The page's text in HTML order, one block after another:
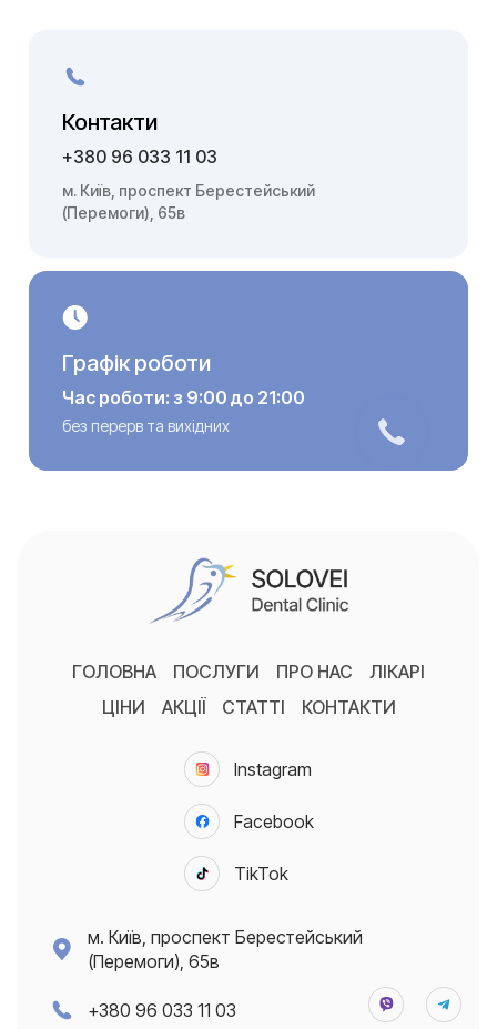
Контакти
+380 96 033 11 03
м. Київ, проспект Берестейський
(Перемоги), 65в
Графік роботи
Час роботи: з 9:00 до 21:00
без перерв та вихідних
ГОЛОВНА ПОСЛУГИ ПРО НАС
ЛІКАРІ
ЦІНИ
АКЦІЇ СТАТТІ КОНТАКТИ
Instagram
Facebook
TikTok
м. Київ, проспект Берестейський
(Перемоги), 65в
+380 96 033 11 03